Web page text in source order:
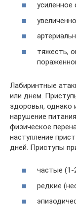
усиленное
тяжесть,
Лабиринтные
или днем.
здоровья, однако
нарушение
физическое
наступление
дней. Приступы
частые (1-
редкие